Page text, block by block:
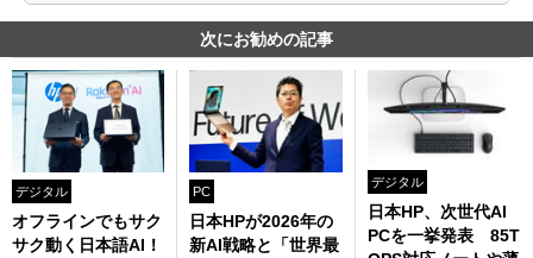
次にお勧めの記事
デジタル
オフラインでもサク
サク動く日本語AI！
PC
日本HPが2026年の
新AI戦略と「世界最
デジタル
日本HP、次世代AI
PCを一挙発表 85T